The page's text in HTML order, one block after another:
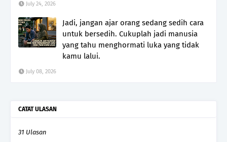
July 24, 2026
Jadi, jangan ajar orang sedang sedih cara
untuk bersedih. Cukuplah jadi manusia
yang tahu menghormati luka yang tidak
kamu lalui.
July 08, 2026
CATAT ULASAN
31 Ulasan